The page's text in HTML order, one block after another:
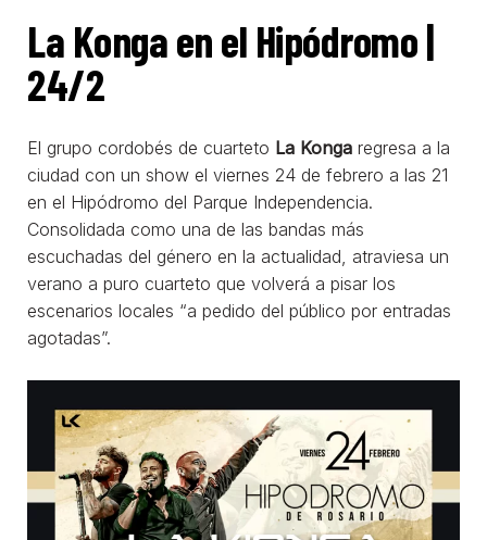
La Konga en el Hipódromo |
24/2
El grupo cordobés de cuarteto La Konga regresa a la
ciudad con un show el viernes 24 de febrero a las 21
en el Hipódromo del Parque Independencia.
Consolidada como una de las bandas más
escuchadas del género en la actualidad, atraviesa un
verano a puro cuarteto que volverá a pisar los
escenarios locales “a pedido del público por entradas
agotadas”.